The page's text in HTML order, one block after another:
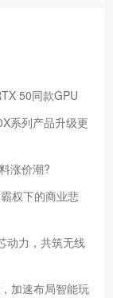
50同款GPU
系列产品升级更
涨价潮?
权下的商业悲
动力，共筑无线
加速布局智能玩